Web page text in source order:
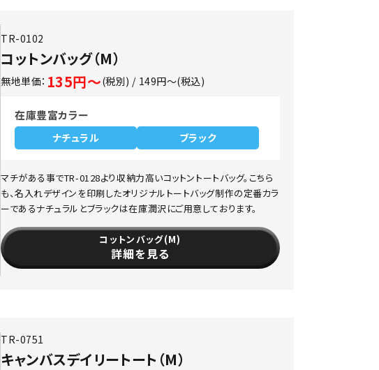
TR-0102
コットンバッグ（M）
無地単価： 135円～(税別) / 149円～(税込)
在庫豊富カラー
ナチュラル ブラック
マチがある事でTR-0128より収納力高いコットントートバッグ。こちら
も、名入れデザインを印刷したオリジナルトートバッグ制作の定番カラ
ーであるナチュラルとブラックは在庫潤沢にご用意しております。
コットンバッグ(M)
詳細を見る
TR-0751
キャンバスデイリートート（M）